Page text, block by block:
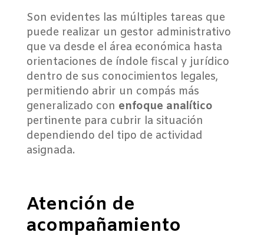
Son evidentes las múltiples tareas que
puede realizar un gestor administrativo
que va desde el área económica hasta
orientaciones de índole fiscal y jurídico
dentro de sus conocimientos legales,
permitiendo abrir un compás más
generalizado con enfoque analítico
pertinente para cubrir la situación
dependiendo del tipo de actividad
asignada.
Atención de
acompañamiento